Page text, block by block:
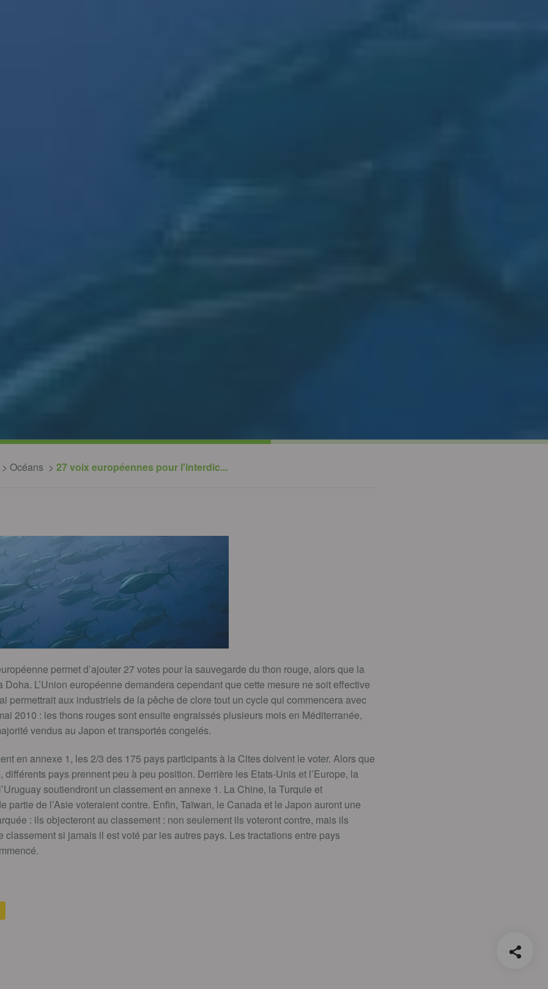
Océans 27 voix européennes pour l'interdic...
permet d’ajouter 27 votes pour la sauvegarde du thon rouge, alors que la
Doha. L’Union européenne demandera cependant que cette mesure ne soit effective
permettrait aux industriels de la pêche de clore tout un cycle qui commencera avec
2010 : les thons rouges sont ensuite engraissés plusieurs mois en Méditerranée,
vendus au Japon et transportés congelés.
en annexe 1, les 2/3 des 175 pays participants à la Cites doivent le voter. Alors que
pays prennent peu à peu position. Derrière les Etats-Unis et l’Europe, la
soutiendront un classement en annexe 1. La Chine, la Turquie et
partie de l’Asie voteraient contre. Enfin, Taïwan, le Canada et le Japon auront une
: ils objecteront au classement : non seulement ils voteront contre, mais ils
classement si jamais il est voté par les autres pays. Les tractations entre pays